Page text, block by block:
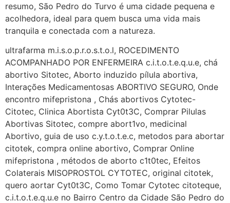
resumo, São Pedro do Turvo é uma cidade pequena e
acolhedora, ideal para quem busca uma vida mais
tranquila e conectada com a natureza.
ultrafarma m.i.s.o.p.r.o.s.t.o.l, ROCEDIMENTO
ACOMPANHADO POR ENFERMEIRA c.i.t.o.t.e.q.u.e, chá
abortivo Sitotec, Aborto induzido pílula abortiva,
Interações Medicamentosas ABORTIVO SEGURO, Onde
encontro mifepristona , Chás abortivos Cytotec-
Citotec, Clinica Abortista Cyt0t3C, Comprar Pilulas
Abortivas Sitotec, compre abort1vo, medicinal
Abortivo, guia de uso c.y.t.o.t.e.c, metodos para abortar
citotek, compra online abortivo, Comprar Online
mifepristona , métodos de aborto c1t0tec, Efeitos
Colaterais MISOPROSTOL CYTOTEC, original citotek,
quero aortar Cyt0t3C, Como Tomar Cytotec citoteque,
c.i.t.o.t.e.q.u.e no Bairro Centro da Cidade São Pedro do
G (1199866**** em
http://www.proaborto.com)
Mulheres vocês sabem dizer
quem já tomou os remédio se
depois que para de menstruar
começa a sair um líquido
transparente, se é normal ?
22/05/2026 17:10:05
(879121**** em
http://www.proaborto.com)
Deve ser normal
22/05/2026 17:19:15